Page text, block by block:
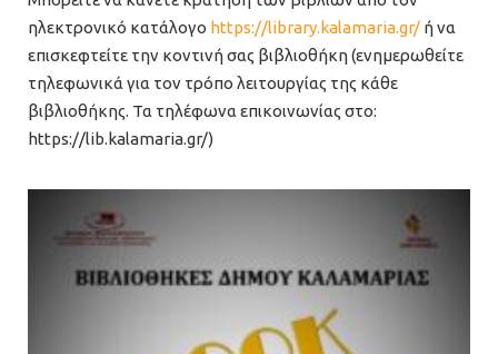
ηλεκτρονικό κατάλογο https://library.kalamaria.gr/ ή να
επισκεφτείτε την κοντινή σας βιβλιοθήκη (ενημερωθείτε
τηλεφωνικά για τον τρόπο λειτουργίας της κάθε
βιβλιοθήκης. Τα τηλέφωνα επικοινωνίας στο:
https://lib.kalamaria.gr/)